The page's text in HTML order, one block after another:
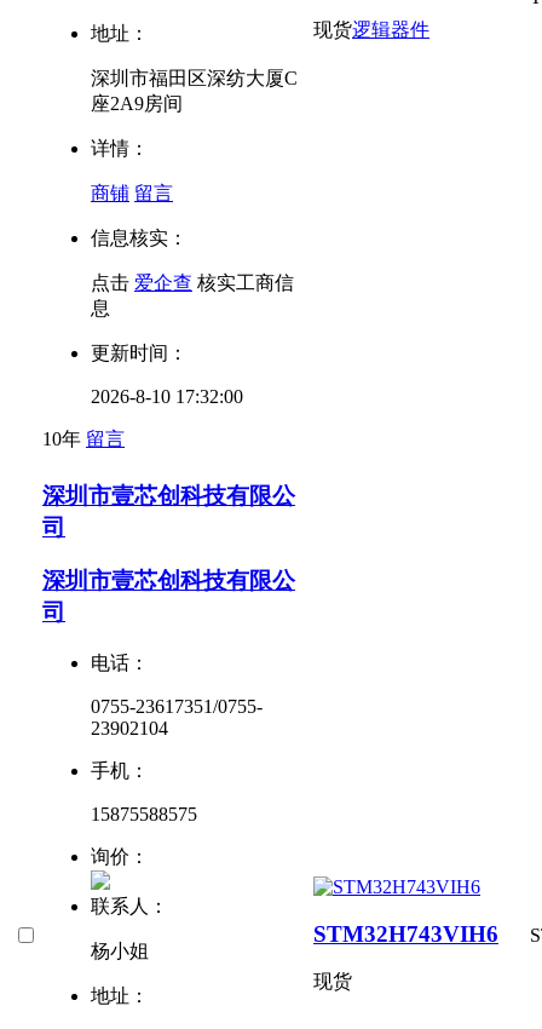
地址：
深圳市福田区深纺大厦C
座2A9房间
详情：
商铺 留言
信息核实：
点击 爱企查 核实工商信
息
更新时间：
2026-8-10 17:32:00
10年 留言
现货逻辑器件
深圳市壹芯创科技有限公
司
深圳市壹芯创科技有限公
司
电话：
0755-23617351/0755-
23902104
手机：
15875588575
询价：
联系人：
杨小姐
地址：
STM32H743VIH6
现货